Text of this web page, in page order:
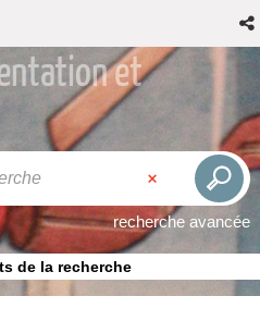
et
recherche avancée
de la recherche